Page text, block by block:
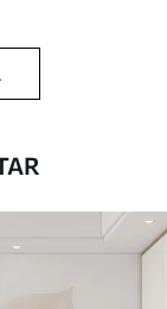
parede com
ser limpos